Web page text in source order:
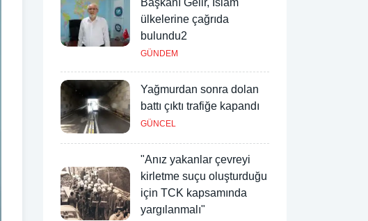
Başkanı Gelir, İslam
ülkelerine çağrıda
bulundu2
GÜNDEM
Yağmurdan sonra dolan
battı çıktı trafiğe kapandı
GÜNCEL
"Anız yakanlar çevreyi
kirletme suçu oluşturduğu
için TCK kapsamında
yargılanmalı"